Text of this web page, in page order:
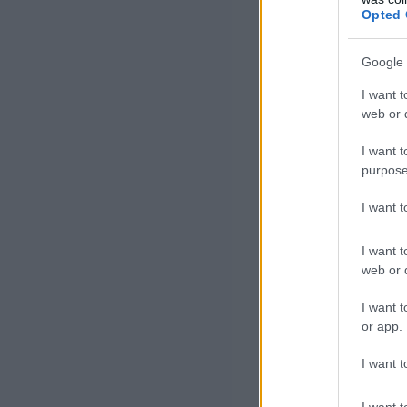
Opted
Google
I want
web or
I want
I want
I want
web or
I want
or app.
I want
kimeneti
koordinált
Bod Péter
A
a